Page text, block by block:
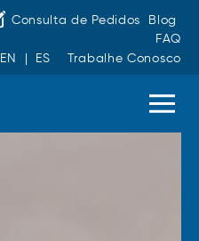
Consulta de Pedidos
Blog
FAQ
EN | ES Trabalhe Conosco